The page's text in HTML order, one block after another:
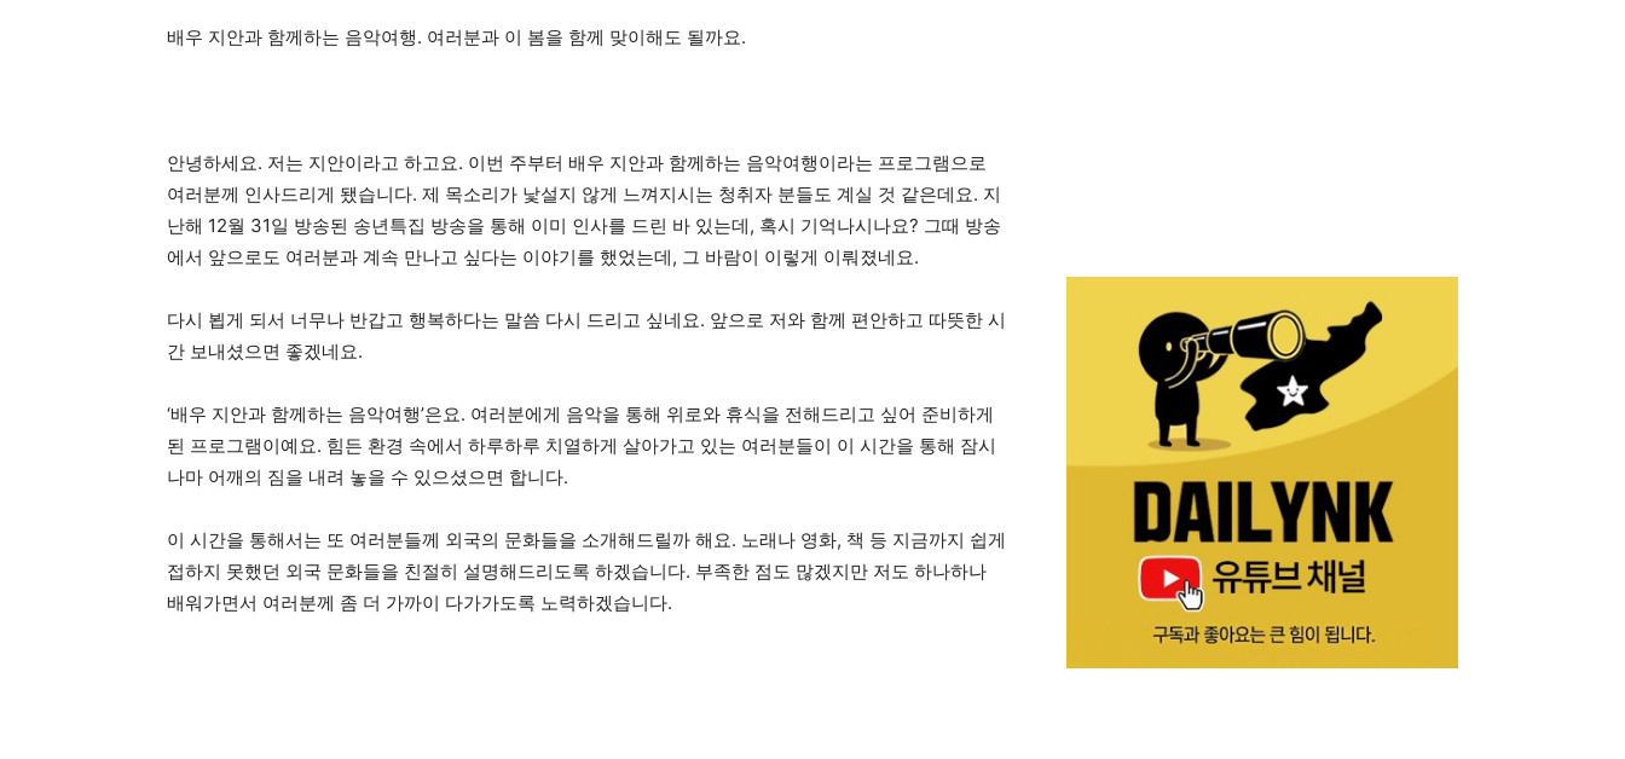
배우 지안과 함께하는 음악여행. 여러분과 이 봄을 함께 맞이해도 될까요.
안녕하세요. 저는 지안이라고 하고요. 이번 주부터 배우 지안과 함께하는 음악여행이라는 프로그램으로
여러분께 인사드리게 됐습니다. 제 목소리가 낯설지 않게 느껴지시는 청취자 분들도 계실 것 같은데요. 지
난해 12월 31일 방송된 송년특집 방송을 통해 이미 인사를 드린 바 있는데, 혹시 기억나시나요? 그때 방송
에서 앞으로도 여러분과 계속 만나고 싶다는 이야기를 했었는데, 그 바람이 이렇게 이뤄졌네요.
다시 뵙게 되서 너무나 반갑고 행복하다는 말씀 다시 드리고 싶네요. 앞으로 저와 함께 편안하고 따뜻한 시
간 보내셨으면 좋겠네요.
‘배우 지안과 함께하는 음악여행’은요. 여러분에게 음악을 통해 위로와 휴식을 전해드리고 싶어 준비하게
된 프로그램이예요. 힘든 환경 속에서 하루하루 치열하게 살아가고 있는 여러분들이 이 시간을 통해 잠시
나마 어깨의 짐을 내려 놓을 수 있으셨으면 합니다.
이 시간을 통해서는 또 여러분들께 외국의 문화들을 소개해드릴까 해요. 노래나 영화, 책 등 지금까지 쉽게
접하지 못했던 외국 문화들을 친절히 설명해드리도록 하겠습니다. 부족한 점도 많겠지만 저도 하나하나
배워가면서 여러분께 좀 더 가까이 다가가도록 노력하겠습니다.